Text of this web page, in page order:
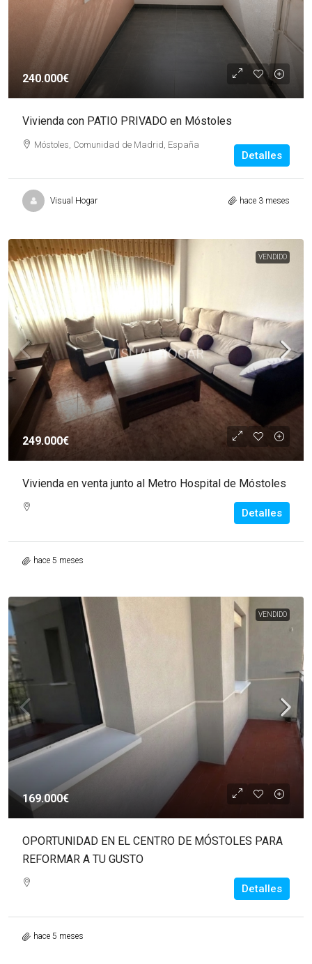
240.000€
Vivienda con PATIO PRIVADO en Móstoles
Móstoles, Comunidad de Madrid, España
Detalles
Visual Hogar hace 3 meses
VENDIDO
249.000€
Vivienda en venta junto al Metro Hospital de Móstoles
Detalles
hace 5 meses
VENDIDO
169.000€
OPORTUNIDAD EN EL CENTRO DE MÓSTOLES PARA
REFORMAR A TU GUSTO
Detalles
hace 5 meses